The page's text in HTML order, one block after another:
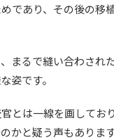
であり、その後の移
まるで縫い合わされ
姿です。
とは一線を画してお
かと疑う声もありま